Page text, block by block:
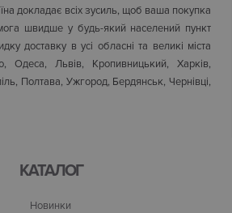
докладає всіх зусиль, щоб ваша покупка
швидше у будь-який населений пункт
доставку в усі обласні та великі міста
Одеса, Львів, Кропивницький, Харків,
Полтава, Ужгород, Бердянськ, Чернівці,
КАТАЛОГ
Новинки